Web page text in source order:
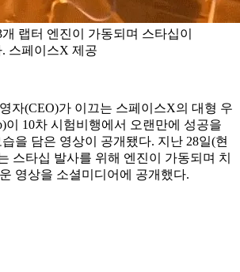
랩터 엔진이 가동되며 스타십이
스페이스X 제공
자(CEO)가 이끄는 스페이스X의 대형 우
이 10차 시험비행에서 오랜만에 성공을
을 담은 영상이 공개됐다. 지난 28일(현
스타십 발사를 위해 엔진이 가동되며 치
영상을 소셜미디어에 공개했다.